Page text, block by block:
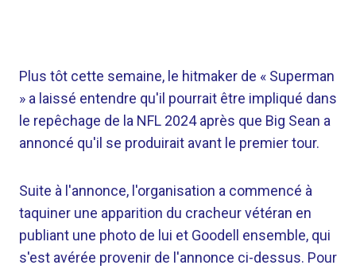
Plus tôt cette semaine, le hitmaker de « Superman
» a laissé entendre qu'il pourrait être impliqué dans
le repêchage de la NFL 2024 après que Big Sean a
annoncé qu'il se produirait avant le premier tour.
Suite à l'annonce, l'organisation a commencé à
taquiner une apparition du cracheur vétéran en
publiant une photo de lui et Goodell ensemble, qui
s'est avérée provenir de l'annonce ci-dessus. Pour